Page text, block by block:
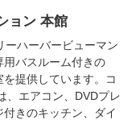
ョン 本館
ーハーバービューマン
バスルーム付きの
提供しています。コ
、エアコン、DVDプレ
きのキッチン、ダイ